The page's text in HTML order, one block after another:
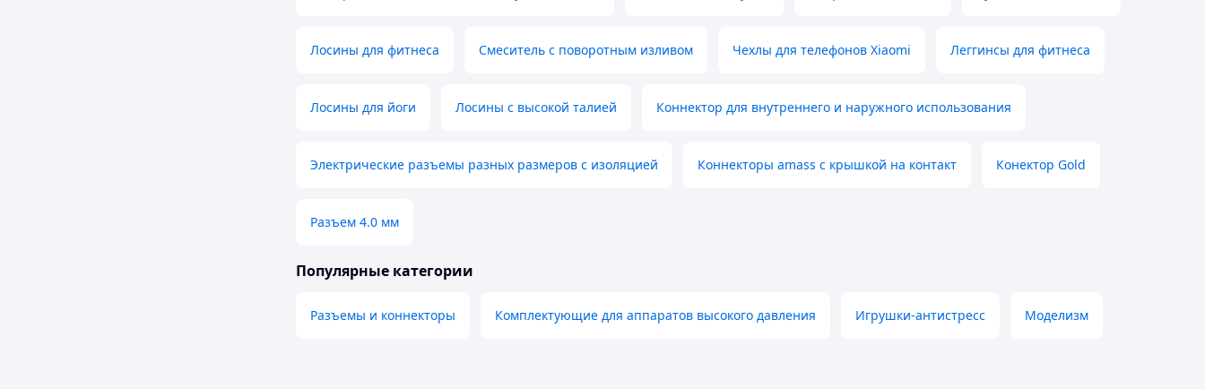
Лосины для фитнеса Смеситель с поворотным изливом Чехлы для телефонов Xiaomi Леггинсы для фитнеса
Лосины для йоги Лосины с высокой талией Коннектор для внутреннего и наружного использования
Электрические разъемы разных размеров с изоляцией Коннекторы amass с крышкой на контакт Конектор Gold
Разъем 4.0 мм
Популярные категории
Разъемы и коннекторы Комплектующие для аппаратов высокого давления Игрушки-антистресс Моделизм